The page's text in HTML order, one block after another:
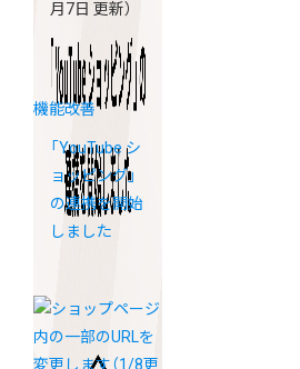
月7日 更新）
機能改善
「YouTube シ
ョッピング」
の連携を開始
しました